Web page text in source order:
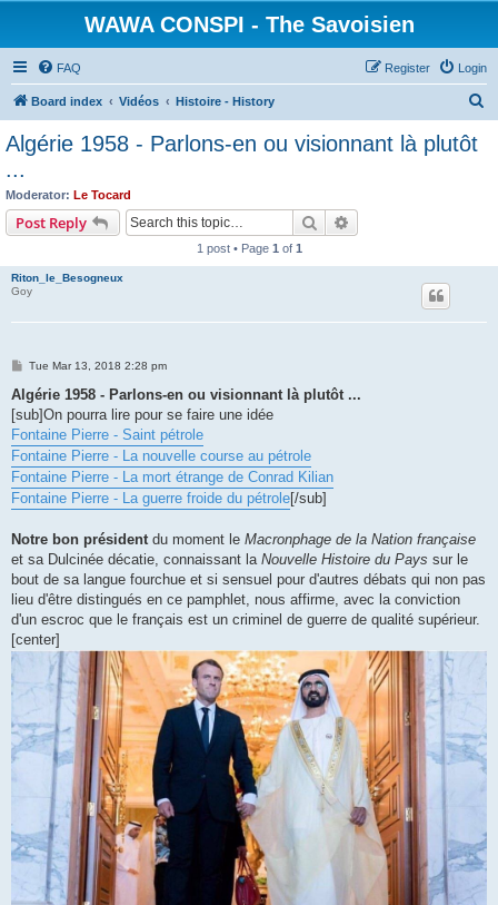
WAWA CONSPI - The Savoisien
FAQ Login
Register
Board index Vidéos Histoire - History
Algérie 1958 - Parlons-en ou visionnant là plutôt
...
Moderator: Le Tocard
Post Reply Search
1 post • Page 1 of 1
Riton_le_Besogneux
Goy
P
s
t
Tue Mar 13, 2018 2:28 pm
Algérie 1958 - Parlons-en ou visionnant là plutôt ...
[sub]On pourra lire pour se faire une idée
Fontaine Pierre - Saint pétrole
Fontaine Pierre - La nouvelle course au pétrole
Fontaine Pierre - La mort étrange de Conrad Kilian
Fontaine Pierre - La guerre froide du pétrole[/sub]
Notre bon président du moment le Macronphage de la Nation française
et sa Dulcinée décatie, connaissant la Nouvelle Histoire du Pays sur le
bout de sa langue fourchue et si sensuel pour d'autres débats qui non pas
lieu d'être distingués en ce pamphlet, nous affirme, avec la conviction
d'un escroc que le français est un criminel de guerre de qualité supérieur.
[center]